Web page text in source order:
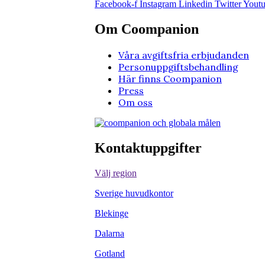
Facebook-f Instagram Linkedin Twitter
Om Coompanion
Våra avgiftsfria erbjudanden
Personuppgiftsbehandling
Här finns Coompanion
Press
Om oss
Kontaktuppgifter
Välj region
Sverige huvudkontor
Blekinge
Dalarna
Gotland